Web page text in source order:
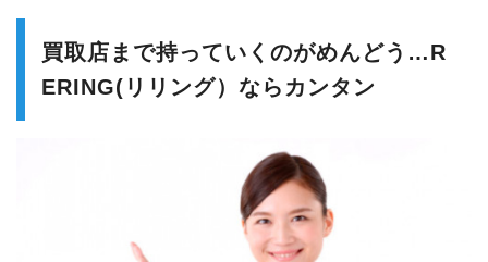
買取店まで持っていくのがめんどう…R
ERING(リリング）ならカンタン